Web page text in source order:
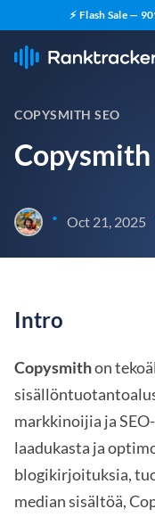
⚡ Flash Sale —
COPYSMITH SEO
Copysmith
• Oct 21, 2025
Intro
Copysmithon
markkinoijia ja
laadukasta ja
blogikirjoituksia,
median sisältöä,